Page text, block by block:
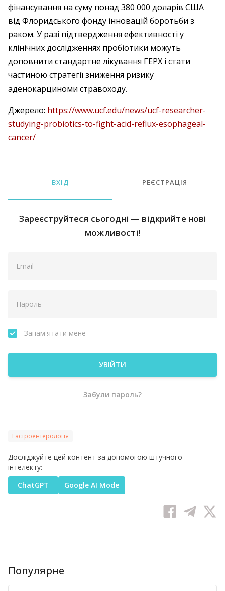
фінансування на суму понад 380 000 доларів США
від Флоридського фонду інновацій боротьби з
раком. У разі підтвердження ефективності у
клінічних дослідженнях пробіотики можуть
доповнити стандартне лікування ГЕРХ і стати
частиною стратегії зниження ризику
аденокарциноми стравоходу.
Джерело: https://www.ucf.edu/news/ucf-researcher-
studying-probiotics-to-fight-acid-reflux-esophageal-
cancer/
ВХІД РЕЄСТРАЦІЯ
Зареєструйтеся сьогодні — відкрийте нові
можливості!
Запам'ятати мене
УВІЙТИ
Забули пароль?
Гастроентерологія
Досліджуйте цей контент за допомогою штучного
інтелекту:
ChatGPT
Google AI Mode
Популярне